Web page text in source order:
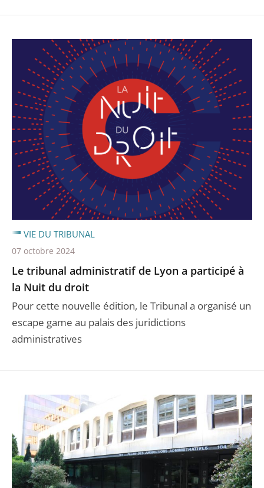
Le tribunal administratif de Lyon a participé à
la Nuit du droit
Pour cette nouvelle édition, le Tribunal a organisé un
escape game au palais des juridictions
administratives
VIE DU TRIBUNAL
07 octobre 2024